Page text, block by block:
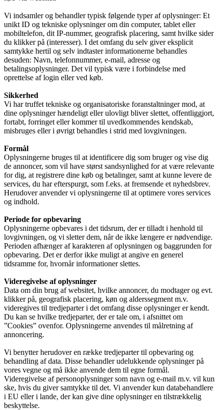
Vi indsamler og behandler typisk følgende typer af oplysninger: Et
unikt ID og tekniske oplysninger om din computer, tablet eller
mobiltelefon, dit IP-nummer, geografisk placering, samt hvilke sider
du klikker på (interesser). I det omfang du selv giver eksplicit
samtykke hertil og selv indtaster informationerne behandles
desuden: Navn, telefonnummer, e-mail, adresse og
betalingsoplysninger. Det vil typisk være i forbindelse med
oprettelse af login eller ved køb.
Sikkerhed
Vi har truffet tekniske og organisatoriske foranstaltninger mod, at
dine oplysninger hændeligt eller ulovligt bliver slettet, offentliggjort,
fortabt, forringet eller kommer til uvedkommendes kendskab,
misbruges eller i øvrigt behandles i strid med lovgivningen.
Formål
Oplysningerne bruges til at identificere dig som bruger og vise dig
de annoncer, som vil have størst sandsynlighed for at være relevante
for dig, at registrere dine køb og betalinger, samt at kunne levere de
services, du har efterspurgt, som f.eks. at fremsende et nyhedsbrev.
Herudover anvender vi oplysningerne til at optimere vores services
og indhold.
Periode for opbevaring
Oplysningerne opbevares i det tidsrum, der er tilladt i henhold til
lovgivningen, og vi sletter dem, når de ikke længere er nødvendige.
Perioden afhænger af karakteren af oplysningen og baggrunden for
opbevaring. Det er derfor ikke muligt at angive en generel
tidsramme for, hvornår informationer slettes.
Videregivelse af oplysninger
Data om din brug af websitet, hvilke annoncer, du modtager og evt.
klikker på, geografisk placering, køn og alderssegment m.v.
videregives til tredjeparter i det omfang disse oplysninger er kendt.
Du kan se hvilke tredjeparter, der er tale om, i afsnittet om
”Cookies” ovenfor. Oplysningerne anvendes til målretning af
annoncering.
Vi benytter herudover en række tredjeparter til opbevaring og
behandling af data. Disse behandler udelukkende oplysninger på
vores vegne og må ikke anvende dem til egne formål.
Videregivelse af personoplysninger som navn og e-mail m.v. vil kun
ske, hvis du giver samtykke til det. Vi anvender kun databehandlere
i EU eller i lande, der kan give dine oplysninger en tilstrækkelig
beskyttelse.